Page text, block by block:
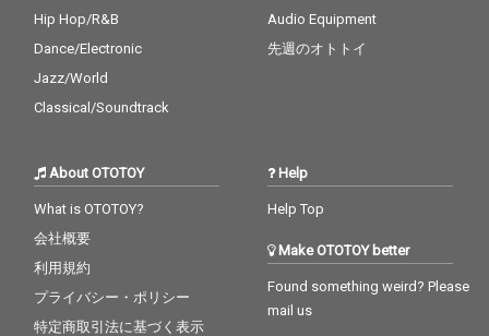
Hip Hop/R&B
Dance/Electronic
Jazz/World
Classical/Soundtrack
Audio Equipment
先週のオトトイ
About OTOTOY
What is OTOTOY?
会社概要
利用規約
プライバシー・ポリシー
特定商取引法に基づく表示
Help
Help Top
Make OTOTOY better
Found something weird? Please
mail us